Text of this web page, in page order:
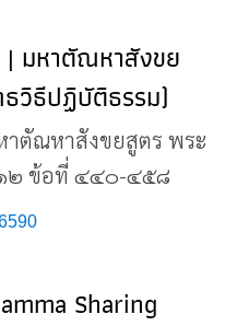
มหาตัณหาสังขย
วิธีปฏิบัติธรรม)
ตัณหาสังขยสูตร พระ
๒ ข้อที่ ๔๔๐-๔๕๘
Sharing